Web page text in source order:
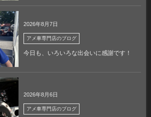
2026年8月7日
アメ車専門店のブログ
今日も、いろいろな出会いに感謝です！
2026年8月6日
アメ車専門店のブログ